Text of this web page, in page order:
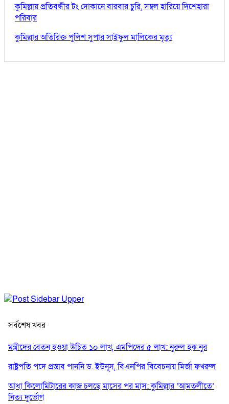
কুমিল্লায় প্রতিবন্ধীর টং দোকানে বারবার চুরি, সম্বল হারিয়ে দিশেহারা
পরিবার
কুমিল্লার অতিরিক্ত পুলিশ সুপার সাইফুল মালিকের মৃত্যু
সর্বশেষ খবর
মন্ত্রীদের বেতন হওয়া উচিত ১০ লাখ, এমপিদের ৫ লাখ: নুরুল হক নুর
রাষ্ট্রপতি পদে প্রস্তাব পাননি ড. ইউনূস, বিএনপির বিবেচনায় মির্জা ফখরুল
আধা কিলোমিটারের কাজ চলছে মাসের পর মাস: কুমিল্লার ‘আমতলীতে’
নিত্য দুর্ভোগ